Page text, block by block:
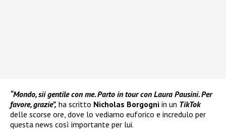
“Mondo, sii gentile con me. Parto in tour con Laura Pausini. Per
favore, grazie”, ha scritto Nicholas Borgogni in un TikTok
delle scorse ore, dove lo vediamo euforico e incredulo per
questa news così importante per lui.